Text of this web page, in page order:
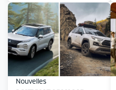
Nouvelles